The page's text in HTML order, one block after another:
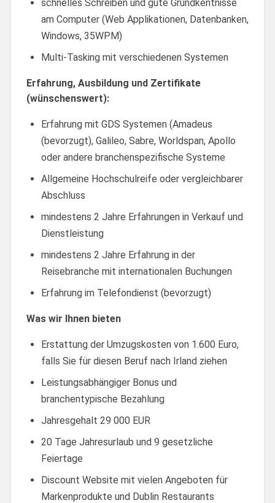
schnelles Schreiben und gute Grundkentnisse
am Computer (Web Applikationen, Datenbanken,
Windows, 35WPM)
Multi-Tasking mit verschiedenen Systemen
Erfahrung, Ausbildung und Zertifikate
(wünschenswert):
Erfahrung mit GDS Systemen (Amadeus
(bevorzugt), Galileo, Sabre, Worldspan, Apollo
oder andere branchenspezifische Systeme
Allgemeine Hochschulreife oder vergleichbarer
Abschluss
mindestens 2 Jahre Erfahrungen in Verkauf und
Dienstleistung
mindestens 2 Jahre Erfahrung in der
Reisebranche mit internationalen Buchungen
Erfahrung im Telefondienst (bevorzugt)
Was wir Ihnen bieten
Erstattung der Umzugskosten von 1.600 Euro,
falls Sie für diesen Beruf nach Irland ziehen
Leistungsabhängiger Bonus und
branchentypische Bezahlung
Jahresgehalt 29 000 EUR
20 Tage Jahresurlaub und 9 gesetzliche
Feiertage
Discount Website mit vielen Angeboten für
Markenprodukte und Dublin Restaurants